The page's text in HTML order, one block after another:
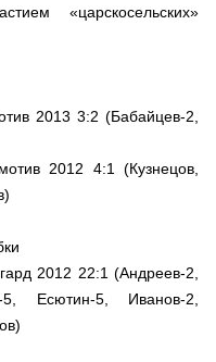
«царскосельских»
2013 3:2 (Бабайцев-2,
2012 4:1 (Кузнецов,
2012 22:1 (Андреев-2,
5, Есютин-5, Иванов-2,